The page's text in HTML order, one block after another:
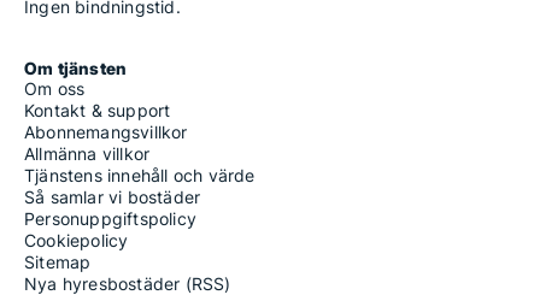
Ingen bindningstid.
Om tjänsten
Om oss
Kontakt & support
Abonnemangsvillkor
Allmänna villkor
Tjänstens innehåll och värde
Så samlar vi bostäder
Personuppgiftspolicy
Cookiepolicy
Sitemap
Nya hyresbostäder (RSS)